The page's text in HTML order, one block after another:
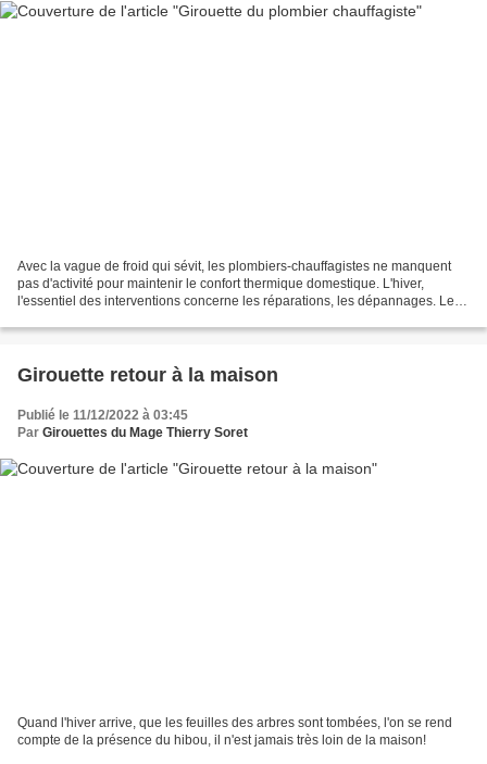
Avec la vague de froid qui sévit, les plombiers-chauffagistes ne manquent
pas d'activité pour maintenir le confort thermique domestique. L'hiver,
l'essentiel des interventions concerne les réparations, les dépannages. Le
Girouette retour à la maison
Publié le 11/12/2022 à 03:45
Par Girouettes du Mage Thierry Soret
Quand l'hiver arrive, que les feuilles des arbres sont tombées, l'on se rend
compte de la présence du hibou, il n'est jamais très loin de la maison!